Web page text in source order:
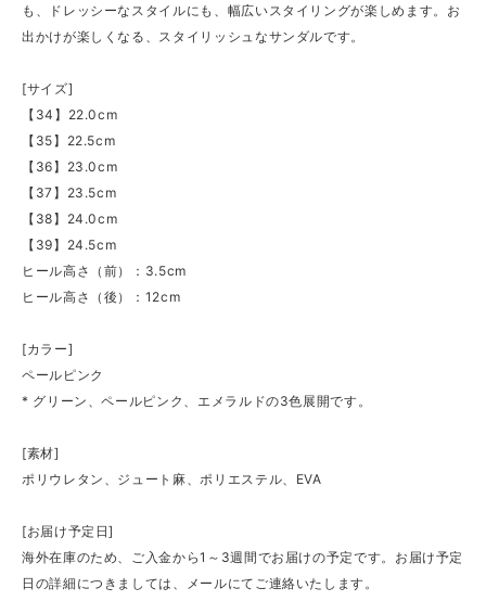
も、ドレッシーなスタイルにも、幅広いスタイリングが楽しめます。お
出かけが楽しくなる、スタイリッシュなサンダルです。
[サイズ]
【34】22.0cm
【35】22.5cm
【36】23.0cm
【37】23.5cm
【38】24.0cm
【39】24.5cm
ヒール高さ（前）：3.5cm
ヒール高さ（後）：12cm
[カラー]
ペールピンク
* グリーン、ペールピンク、エメラルドの3色展開です。
[素材]
ポリウレタン、ジュート麻、ポリエステル、EVA
[お届け予定日]
海外在庫のため、ご入金から1～3週間でお届けの予定です。お届け予定
日の詳細につきましては、メールにてご連絡いたします。